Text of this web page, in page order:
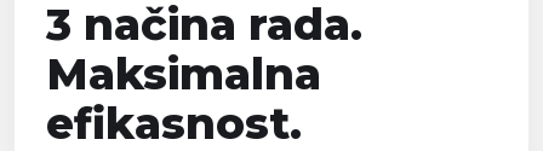
3 načina rada.
Maksimalna
efikasnost.